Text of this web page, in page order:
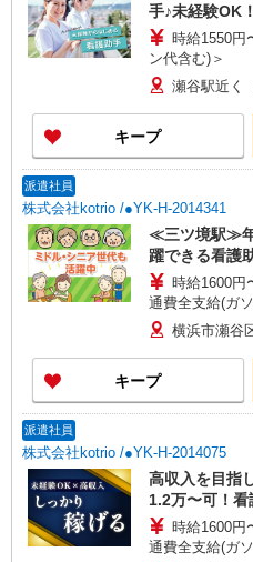
手♪未経験OK！
時給1550
ン代含む)＞
瀬谷駅近く
キープ
派遣社員
株式会社kotrio /●YK-H-2014341
≪三ツ境駅≫年
躍できる看護
時給1600
通費全支給(ガ
横浜市瀬谷
キープ
派遣社員
株式会社kotrio /●YK-H-2014075
高収入を目指
1.2万〜可！看
時給1600
通費全支給(ガ